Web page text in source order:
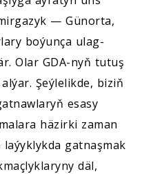
— Günorta,
boýunça ulag-
Olar GDA-nyň tutuş
Şeýlelikde, biziň
esasy
häzirki zaman
gatnaşmak
däl,